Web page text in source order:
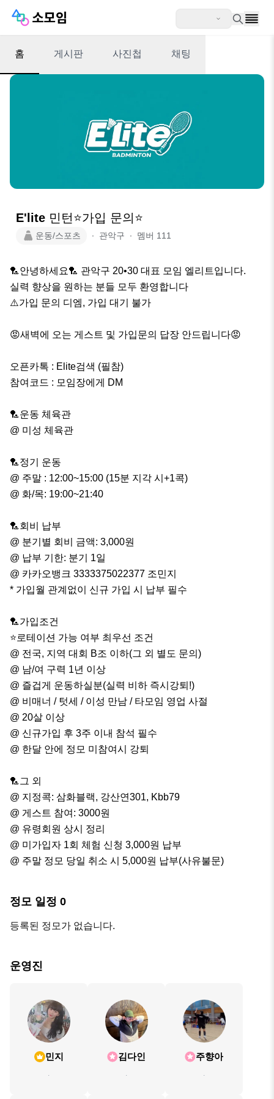
홈 게시판 사진첩 채팅
E'lite 민턴⭐️가입 문의⭐️
운동/스포츠 ∙ 관악구 ∙ 멤버 111
🏸안녕하세요🏸 관악구 20•30 대표 모임 엘리트입니다.
실력 향상을 원하는 분들 모두 환영합니다
⚠️가입 문의 디엠, 가입 대기 불가
😡새벽에 오는 게스트 및 가입문의 답장 안드립니다😡
오픈카톡 : Elite검색 (필참)
참여코드 : 모임장에게 DM
🏸운동 체육관
@ 미성 체육관
🏸정기 운동
@ 주말 : 12:00~15:00 (15분 지각 시+1콕)
@ 화/목: 19:00~21:40
🏸회비 납부
@ 분기별 회비 금액: 3,000원
@ 납부 기한: 분기 1일
@ 카카오뱅크 3333375022377 조민지
* 가입월 관계없이 신규 가입 시 납부 필수
🏸가입조건
⭐️로테이션 가능 여부 최우선 조건
@ 전국, 지역 대회 B조 이하(그 외 별도 문의)
@ 남/여 구력 1년 이상
@ 즐겁게 운동하실분(실력 비하 즉시강퇴!)
@ 비매너 / 텃세 / 이성 만남 / 타모임 영업 사절
@ 20살 이상
@ 신규가입 후 3주 이내 참석 필수
@ 한달 안에 정모 미참여시 강퇴
🏸그 외
@ 지정콕: 삼화블랙, 강산연301, Kbb79
@ 게스트 참여: 3000원
@ 유령회원 상시 정리
@ 미가입자 1회 체험 신청 3,000원 납부
@ 주말 정모 당일 취소 시 5,000원 납부(사유불문)
정모 일정 0
등록된 정모가 없습니다.
운영진
민지 김다인 주향아